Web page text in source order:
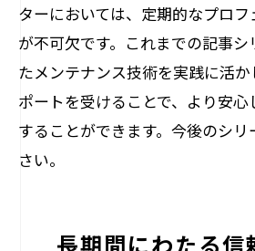
ターにおいては、定期的なプロ
が不可欠です。これまでの記事シ
たメンテナンス技術を実践に活
ポートを受けることで、より安
することができます。今後のシ
さい。
長期間にわたる信